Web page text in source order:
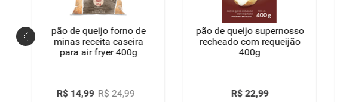
pão de queijo forno de
minas receita caseira
para air fryer 400g
R$ 14,99 R$ 24,99
pão de queijo supernosso
recheado com requeijão
400g
R$ 22,99